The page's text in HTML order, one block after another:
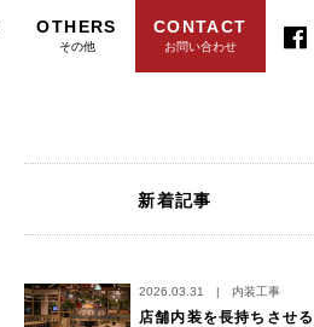
OTHERS
その他
CONTACT
お問い合わせ
新着記事
2026.03.31 | 内装工事
店舗内装を長持ちさせる